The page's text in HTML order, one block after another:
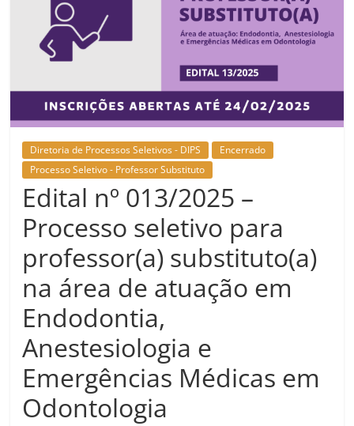
Diretoria de Processos Seletivos - DIPS
Encerrado
Processo Seletivo - Professor Substituto
Edital nº 013/2025 –
Processo seletivo para
professor(a) substituto(a)
na área de atuação em
Endodontia,
Anestesiologia e
Emergências Médicas em
Odontologia